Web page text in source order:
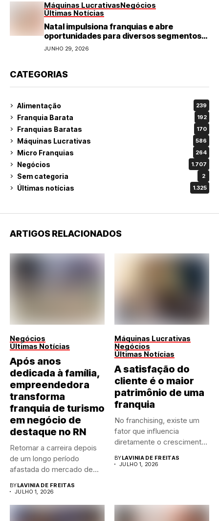
Máquinas LucrativasNegócios
Últimas Notícias
Natal impulsiona franquias e abre
oportunidades para diversos segmentos
do varejo
JUNHO 29, 2026
CATEGORIAS
Alimentação 239
Franquia Barata 192
Franquias Baratas 170
Máquinas Lucrativas 586
Micro Franquias 264
Negócios 1.707
Sem categoria 2
Últimas notícias 1.325
ARTIGOS RELACIONADOS
Negócios
Últimas Notícias
Após anos
dedicada à família,
empreendedora
transforma
franquia de turismo
em negócio de
destaque no RN
Retomar a carreira depois
de um longo período
afastada do mercado de...
BYLAVINIA DE FREITAS
JULHO 1, 2026
Máquinas Lucrativas
Negócios
Últimas Notícias
A satisfação do
cliente é o maior
patrimônio de uma
franquia
No franchising, existe um
fator que influencia
diretamente o crescimento
BYLAVINIA DE FREITAS
JULHO 1, 2026